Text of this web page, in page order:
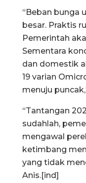
“Beban bunga
besar. Praktis
Pemerintah
Sementara
dan domestik
19 varian
menuju
“Tantangan
sudahlah,
mengawal
ketimbang
yang tidak
Anis.[ind]